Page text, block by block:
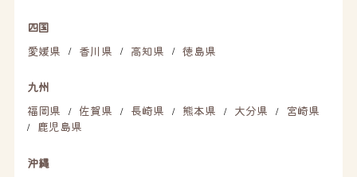
四国
愛媛県
/ 香川県 / 高知県 / 徳島県
九州
福岡県
/ 佐賀県 / 長崎県 / 熊本県 / 大分県 / 宮崎県
/ 鹿児島県
沖縄